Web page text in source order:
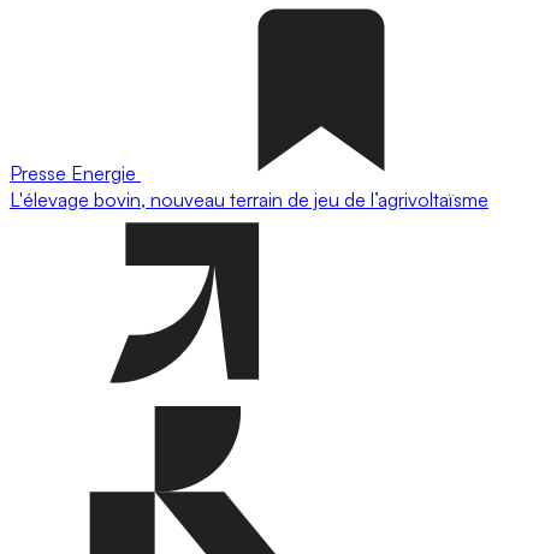
Presse Energie
L'élevage bovin, nouveau terrain de jeu de l’agrivoltaïsme